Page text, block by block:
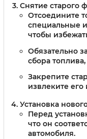
Снятие старого
Отсоедините
специальные
чтобы
Обязательно
сбора
Закрепите
извлеките
Установка
Перед
что он
автомобиля.